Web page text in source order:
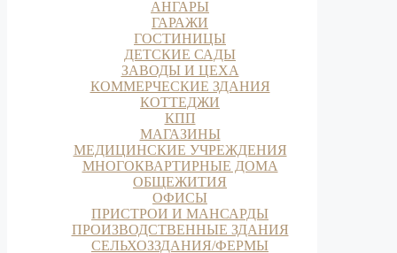
АНГАРЫ
ГАРАЖИ
ГОСТИНИЦЫ
ДЕТСКИЕ САДЫ
ЗАВОДЫ И ЦЕХА
КОММЕРЧЕСКИЕ ЗДАНИЯ
КОТТЕДЖИ
КПП
МАГАЗИНЫ
МЕДИЦИНСКИЕ УЧРЕЖДЕНИЯ
МНОГОКВАРТИРНЫЕ ДОМА
ОБЩЕЖИТИЯ
ОФИСЫ
ПРИСТРОИ И МАНСАРДЫ
ПРОИЗВОДСТВЕННЫЕ ЗДАНИЯ
СЕЛЬХОЗЗДАНИЯ/ФЕРМЫ